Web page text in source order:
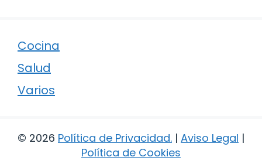
Cocina
Salud
Varios
© 2026 Política de Privacidad. | Aviso Legal |
Política de Cookies